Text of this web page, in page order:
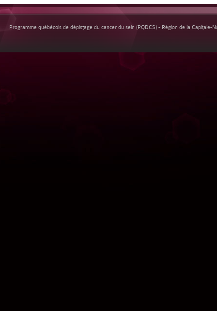
Programme québécois de dépistage du cancer du sein (PQDCS) - Région de la Capitale-